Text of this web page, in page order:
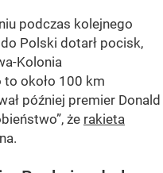
podczas kolejnego
Polski dotarł pocisk,
Kolonia
około 100 km
później premier Donald
, że rakieta